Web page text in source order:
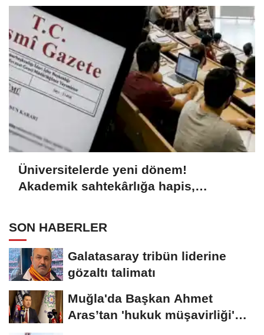
Üniversitelerde yeni dönem!
Akademik sahtekârlığa hapis,
SON HABERLER
Galatasaray tribün liderine
gözaltı talimatı
Muğla'da Başkan Ahmet
Aras’tan 'hukuk müşavirliği'